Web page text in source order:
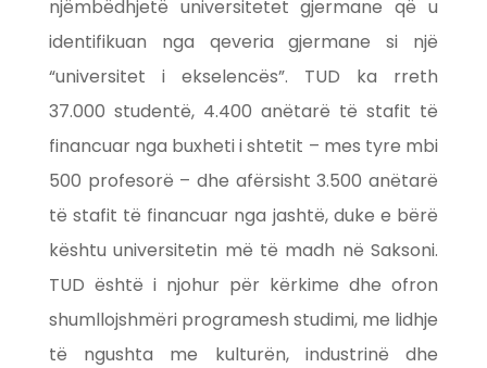
njëmbëdhjetë universitetet gjermane që u
identifikuan nga qeveria gjermane si një
“universitet i ekselencës”. TUD ka rreth
37.000 studentë, 4.400 anëtarë të stafit të
financuar nga buxheti i shtetit – mes tyre mbi
500 profesorë – dhe afërsisht 3.500 anëtarë
të stafit të financuar nga jashtë, duke e bërë
kështu universitetin më të madh në Saksoni.
TUD është i njohur për kërkime dhe ofron
shumllojshmëri programesh studimi, me lidhje
të ngushta me kulturën, industrinë dhe